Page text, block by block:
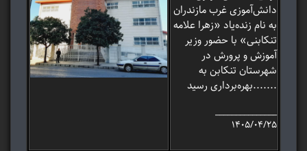
دانش‌آموزی غرب مازندران
به نام زنده‌یاد «زهرا علامه
تنکابنی» با حضور وزیر
آموزش و پرورش در
شهرستان تنکابن به
بهره‌برداری رسید.......
_______________
۱۴۰۵/۰۴/۲۵